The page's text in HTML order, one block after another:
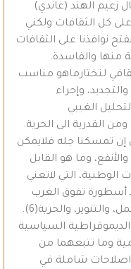
زعيم الهند (غاندي)
كل الثقافات ولكني
نوافذنا على الثقافات
منها والفاسدة.
لنختارماهو مناسب
وإجراء
الغيبي
القدرية الى الحرية.
تمسكنا جله فلايمكن
وما هو القابل
التي لاتعني
أسطورة تفوق الغرب
والتنوير، والحرية(6).
الديموقراطية السياسية
وما تتبعهما من
اصلاحات شاملة في